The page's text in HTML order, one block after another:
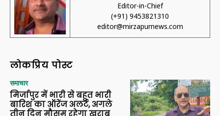
Editor-in-Chief
(+91) 9453821310
editor@mirzapurnews.com
लोकप्रिय पोस्ट
समाचार
मिर्जापुर में भारी से बहुत भारी
बारिश का ऑरेंज अलर्ट, अगले
तीन दिन मौसम रहेगा खराब